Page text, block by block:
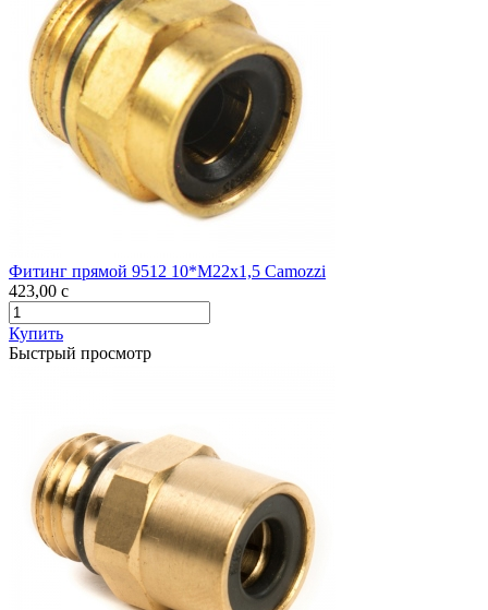
Фитинг прямой 9512 10*М22х1,5 Camozzi
423,00 c
Купить
Быстрый просмотр